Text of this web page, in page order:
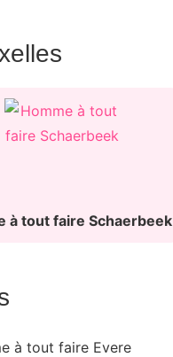
à tout faire Schaerbeek
à tout faire Evere